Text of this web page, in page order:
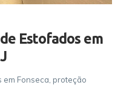
Estofados em
em Fonseca, proteção